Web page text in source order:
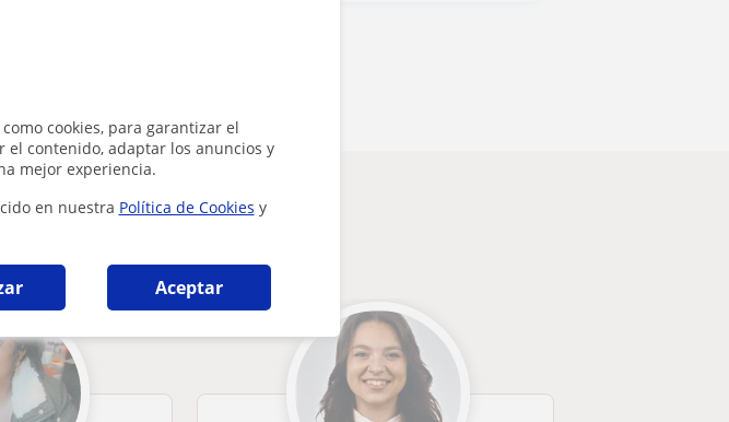
cookies, para garantizar el
contenido, adaptar los anuncios y
mejor experiencia.
en nuestra Política de Cookies y
Aceptar